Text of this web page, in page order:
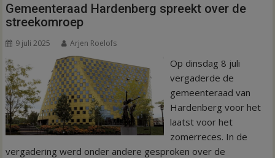
Gemeenteraad Hardenberg spreekt over de
streekomroep
9 juli 2025 Arjen Roelofs
Op dinsdag 8 juli
vergaderde de
gemeenteraad van
Hardenberg voor het
laatst voor het
zomerreces. In de
vergadering werd onder andere gesproken over de